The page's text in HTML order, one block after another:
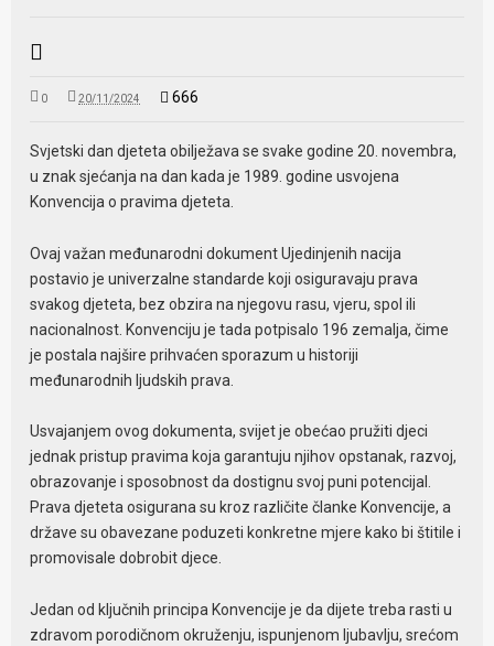
0 20/11/2024 666
Svjetski dan djeteta obilježava se svake godine 20. novembra,
u znak sjećanja na dan kada je 1989. godine usvojena
Konvencija o pravima djeteta.
Ovaj važan međunarodni dokument Ujedinjenih nacija
postavio je univerzalne standarde koji osiguravaju prava
svakog djeteta, bez obzira na njegovu rasu, vjeru, spol ili
nacionalnost. Konvenciju je tada potpisalo 196 zemalja, čime
je postala najšire prihvaćen sporazum u historiji
međunarodnih ljudskih prava.
Usvajanjem ovog dokumenta, svijet je obećao pružiti djeci
jednak pristup pravima koja garantuju njihov opstanak, razvoj,
obrazovanje i sposobnost da dostignu svoj puni potencijal.
Prava djeteta osigurana su kroz različite članke Konvencije, a
države su obavezane poduzeti konkretne mjere kako bi štitile i
promovisale dobrobit djece.
Jedan od ključnih principa Konvencije je da dijete treba rasti u
zdravom porodičnom okruženju, ispunjenom ljubavlju, srećom